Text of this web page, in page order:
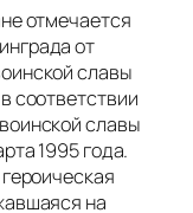
отмечается
от
славы
соответствии
славы
1995 года.
на